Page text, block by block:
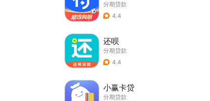
分期贷款
4.4
还呗
分期贷款
4.4
小赢卡贷
分期贷款